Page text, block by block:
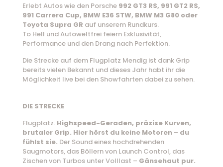
Erlebt Autos wie den Porsche 992 GT3 RS, 991 GT2 RS,
991 Carrera Cup, BMW E36 STW, BMW M3 G80 oder
Toyota Supra GR auf unserem Rundkurs.
To Hell und Autoweltfrei feiern Exklusivität,
Performance und den Drang nach Perfektion.
Die Strecke auf dem Flugplatz Mendig ist dank Grip
bereits vielen Bekannt und dieses Jahr habt ihr die
Möglichkeit live bei den Showfahrten dabei zu sehen.
DIE STRECKE
Flugplatz. Highspeed-Geraden, präzise Kurven,
brutaler Grip. Hier hörst du keine Motoren – du
fühlst sie. Der Sound eines hochdrehenden
Saugmotors, das Böllern von Launch Control, das
Zischen von Turbos unter Volllast – Gänsehaut pur.